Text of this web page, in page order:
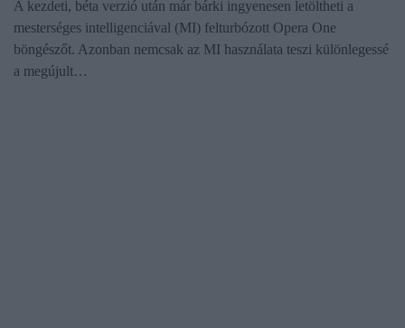
A kezdeti, béta verzió után már bárki ingyenesen letöltheti a
mesterséges intelligenciával (MI) felturbózott Opera One
böngészőt. Azonban nemcsak az MI használata teszi különlegessé
a megújult…